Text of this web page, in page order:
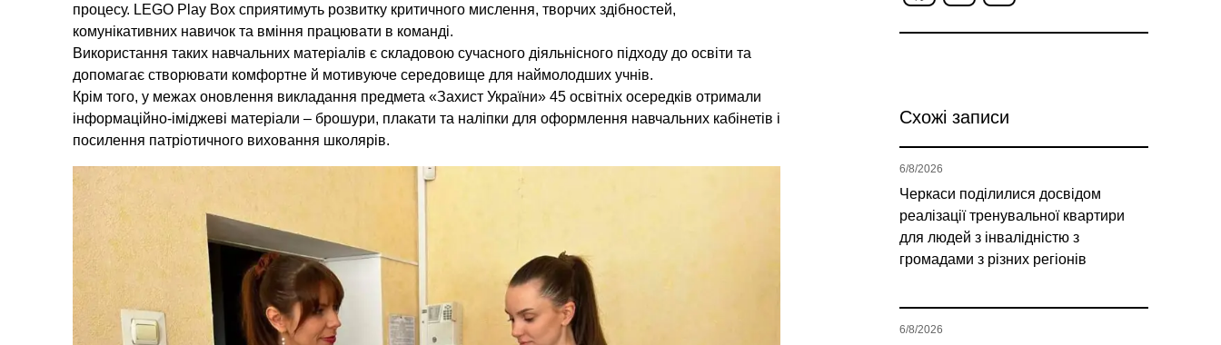
процесу. LEGO Play Box сприятимуть розвитку критичного мислення, творчих здібностей,
комунікативних навичок та вміння працювати в команді.
Використання таких навчальних матеріалів є складовою сучасного діяльнісного підходу до освіти та
допомагає створювати комфортне й мотивуюче середовище для наймолодших учнів.
Крім того, у межах оновлення викладання предмета «Захист України» 45 освітніх осередків отримали
інформаційно-іміджеві матеріали – брошури, плакати та наліпки для оформлення навчальних кабінетів і
посилення патріотичного виховання школярів.
Схожі записи
Черкаси поділилися досвідом
реалізації тренувальної квартири
для людей з інвалідністю з
громадами з різних регіонів
6/8/2026
6/8/2026